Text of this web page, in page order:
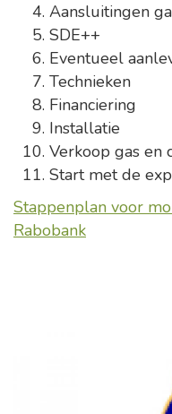
Aansluitingen
SDE++
Eventueel
Technieken
Financiering
Installatie
Verkoop gas en
Start met de
Stappenplan voor
Rabobank